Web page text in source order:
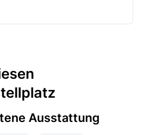
Ausstattung